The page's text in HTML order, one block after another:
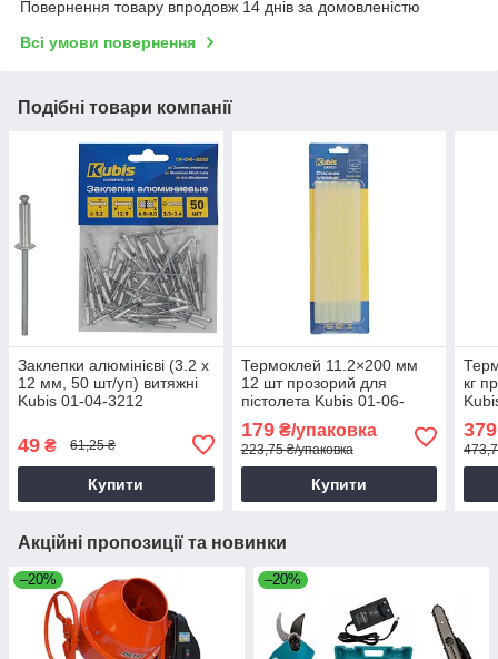
Повернення товару впродовж 14 днів за домовленістю
Всі умови повернення
Подібні товари компанії
Заклепки алюмінієві (3.2 х
12 мм, 50 шт/уп) витяжні
Kubis 01-04-3212
49 ₴ 61,25 ₴
Купити
Термоклей 11.2×200 мм
12 шт прозорий для
пістолета Kubis 01-06-
179₴/упаковка
223,75 ₴/упаковка
Купити
кг
379
Акційні пропозиції та новинки
–20% –20%